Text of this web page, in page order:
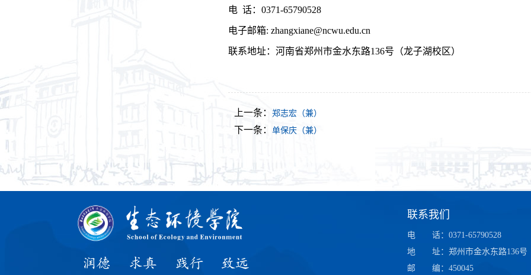
电 话：0371-65790528
电子邮箱: zhangxiane@ncwu.edu.cn
联系地址： 河南省郑州市金水东路136号（龙子湖校区）
上一条： 郑志宏（兼）
下一条： 单保庆（兼）
润德 求真 践行 致远
联系我们
电 话：0371-65790528
地
址：郑州市金水东路136号
邮
编 ：450045